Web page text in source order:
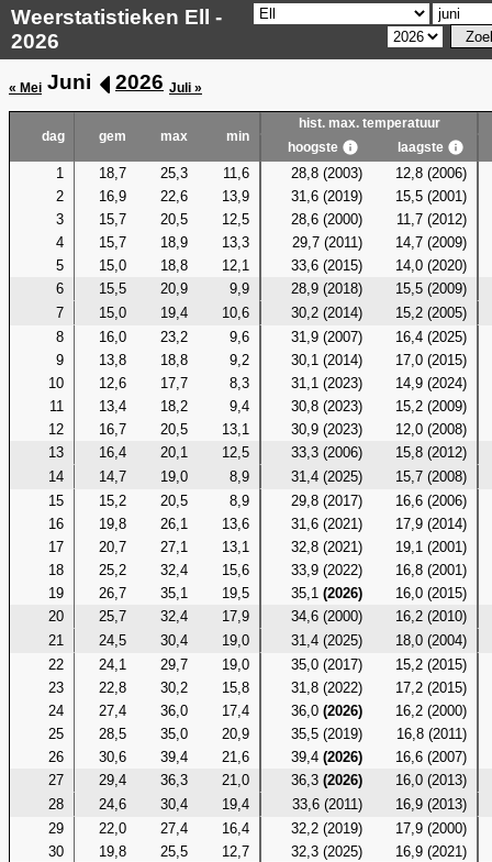
Weerstatistieken Ell -
2026
« Mei Juni 2026 Juli »
dag gem max min
hist. max. temperatuur
hoogste
laagste
1 18,7 25,3 11,6 28,8 (2003)
12,8 (2006)
2
16,9 22,6 13,9 31,6 (2019)
15,5 (2001)
3
15,7 20,5 12,5 28,6 (2000)
11,7 (2012)
4
15,7 18,9 13,3 29,7 (2011)
14,7 (2009)
5
15,0 18,8 12,1 33,6 (2015)
14,0 (2020)
6
15,5 20,9 9,9 28,9 (2018)
15,5 (2009)
7
15,0 19,4 10,6 30,2 (2014)
15,2 (2005)
8
16,0 23,2 9,6 31,9 (2007)
16,4 (2025)
9
13,8 18,8 9,2 30,1 (2014)
17,0 (2015)
10
12,6 17,7 8,3 31,1 (2023)
14,9 (2024)
11
13,4 18,2 9,4 30,8 (2023)
15,2 (2009)
12
16,7 20,5 13,1 30,9 (2023)
12,0 (2008)
13
16,4 20,1 12,5 33,3 (2006)
15,8 (2012)
14
14,7 19,0 8,9 31,4 (2025)
15,7 (2008)
15
15,2 20,5 8,9 29,8 (2017)
16,6 (2006)
16
19,8 26,1 13,6 31,6 (2021)
17,9 (2014)
17
20,7 27,1 13,1 32,8 (2021)
19,1 (2001)
18
25,2 32,4 15,6 33,9 (2022)
16,8 (2001)
19
26,7 35,1 19,5 35,1(2026)
16,0 (2015)
20
25,7 32,4 17,9 34,6 (2000)
16,2 (2010)
21
24,5 30,4 19,0 31,4 (2025)
18,0 (2004)
22
24,1 29,7 19,0 35,0 (2017)
15,2 (2015)
23
22,8 30,2 15,8 31,8 (2022)
17,2 (2015)
24
27,4 36,0 17,4 36,0(2026)
16,2 (2000)
25
28,5 35,0 20,9 35,5 (2019)
16,8 (2011)
26
30,6 39,4 21,6 39,4(2026)
16,6 (2007)
27
29,4 36,3 21,0 36,3(2026)
16,0 (2013)
28
24,6 30,4 19,4 33,6 (2011)
16,9 (2013)
29
22,0 27,4 16,4 32,2 (2019)
17,9 (2000)
30
19,8 25,5 12,7 32,3 (2025)
16,9 (2021)